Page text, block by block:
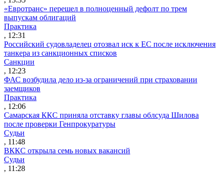
«Евротранс» перешел в полноценный дефолт по трем
выпускам облигаций
Практика
, 12:31
Российский судовладелец отозвал иск к ЕС после исключения
танкера из санкционных списков
Санкции
, 12:23
ФАС возбудила дело из-за ограничений при страховании
заемщиков
Практика
, 12:06
Самарская ККС приняла отставку главы облсуда Шилова
после проверки Генпрокуратуры
Судьи
, 11:48
ВККС открыла семь новых вакансий
Судьи
, 11:28